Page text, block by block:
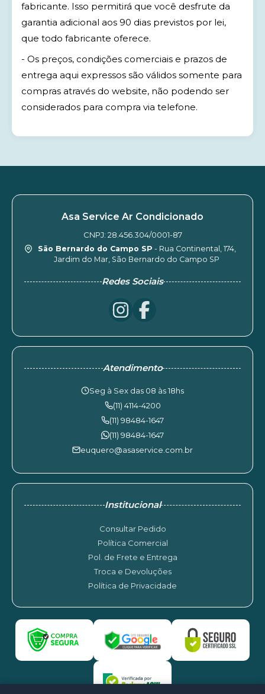
fabricante. Isso permitirá que você desfrute da
garantia adicional aos 90 dias previstos por lei,
que todo fabricante oferece.
- Os preços, condições comerciais e prazos de
entrega aqui expressos são válidos somente para
compras através do website, não podendo ser
considerados para compra via telefone.
Asa Service Ar Condicionado
CNPJ: 28.456.304/0001-87
São Bernardo do Campo SP - Rua Continental, 174,
Jardim do Mar, São Bernardo do Campo SP
Redes Sociais
Atendimento
Seg à Sex das 08 às 18hs
(11) 4114-4200
(11) 98484-1647
(11) 98484-1647
euquero@asaservice.com.br
Institucional
Consultar Pedido
Política Comercial
Pol. de Frete e Entrega
Troca e Devoluções
Política de Privacidade